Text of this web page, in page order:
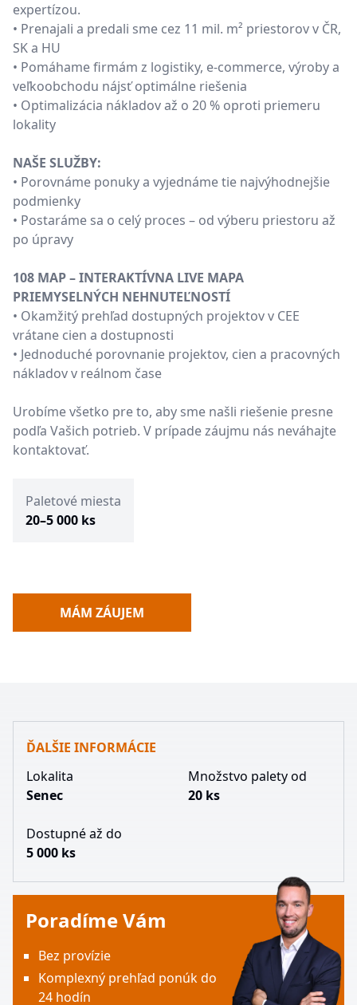
expertízou.
• Prenajali a predali sme cez 11 mil. m² priestorov v ČR,
SK a HU
• Pomáhame firmám z logistiky, e-commerce, výroby a
veľkoobchodu nájsť optimálne riešenia
• Optimalizácia nákladov až o 20 % oproti priemeru
lokality
NAŠE SLUŽBY:
• Porovnáme ponuky a vyjednáme tie najvýhodnejšie
podmienky
• Postaráme sa o celý proces – od výberu priestoru až
po úpravy
108 MAP – INTERAKTÍVNA LIVE MAPA
PRIEMYSELNÝCH NEHNUTEĽNOSTÍ
• Okamžitý prehľad dostupných projektov v CEE
vrátane cien a dostupnosti
• Jednoduché porovnanie projektov, cien a pracovných
nákladov v reálnom čase
Urobíme všetko pre to, aby sme našli riešenie presne
podľa Vašich potrieb. V prípade záujmu nás neváhajte
kontaktovať.
Paletové miesta
20–5 000 ks
MÁM ZÁUJEM
ĎALŠIE INFORMÁCIE
Lokalita
Senec
Množstvo palety od
20 ks
Dostupné až do
5 000 ks
Poradíme Vám
Bez provízie
Komplexný prehľad ponúk do
24 hodín